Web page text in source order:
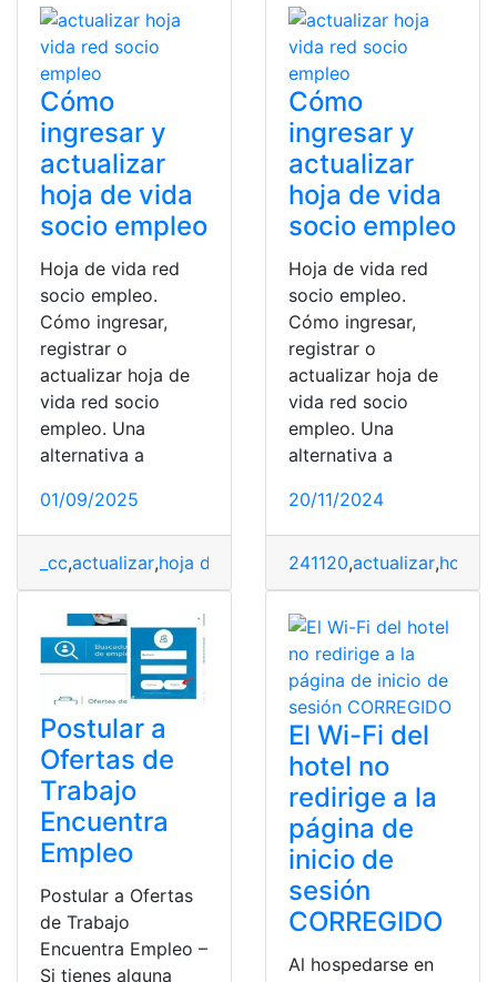
Cómo
ingresar y
actualizar
hoja de vida
socio empleo
Hoja de vida red
socio empleo.
Cómo ingresar,
registrar o
actualizar hoja de
vida red socio
empleo. Una
alternativa a
01/09/2025
_cc,actualizar,hoja de vida ingresar,registrar,trámites
Cómo
ingresar y
actualizar
hoja de vida
socio empleo
Hoja de vida red
socio empleo.
Cómo ingresar,
registrar o
actualizar hoja de
vida red socio
empleo. Una
alternativa a
20/11/2024
241120,actualizar,hoja
Postular a
Ofertas de
Trabajo
Encuentra
Empleo
Postular a Ofertas
de Trabajo
Encuentra Empleo –
Si tienes alguna
El Wi-Fi del
hotel no
redirige a la
página de
inicio de
sesión
CORREGIDO
Al hospedarse en